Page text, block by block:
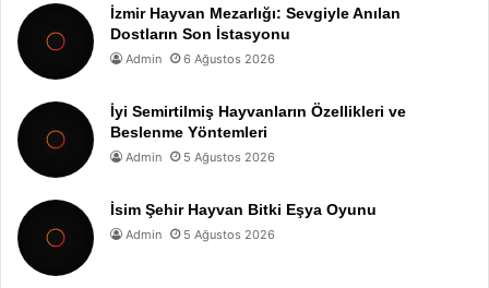
İzmir Hayvan Mezarlığı: Sevgiyle Anılan
Dostların Son İstasyonu
Admin 6 Ağustos 2026
İyi Semirtilmiş Hayvanların Özellikleri ve
Beslenme Yöntemleri
Admin 5 Ağustos 2026
İsim Şehir Hayvan Bitki Eşya Oyunu
Admin 5 Ağustos 2026